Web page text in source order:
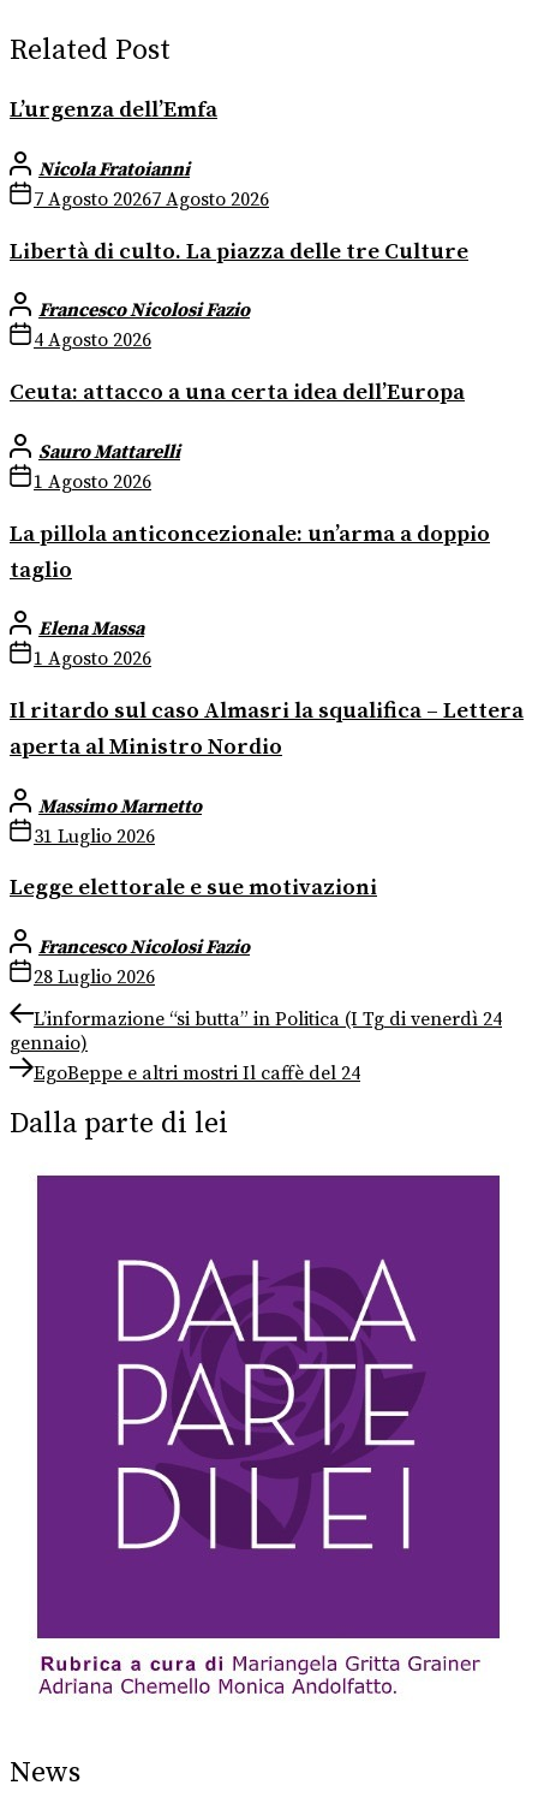
Related Post
L’urgenza dell’Emfa
Nicola Fratoianni
7 Agosto 20267 Agosto 2026
Libertà di culto. La piazza delle tre Culture
Francesco Nicolosi Fazio
4 Agosto 2026
Ceuta: attacco a una certa idea dell’Europa
Sauro Mattarelli
1 Agosto 2026
La pillola anticoncezionale: un’arma a doppio
taglio
Elena Massa
1 Agosto 2026
Il ritardo sul caso Almasri la squalifica – Lettera
aperta al Ministro Nordio
Massimo Marnetto
31 Luglio 2026
Legge elettorale e sue motivazioni
Francesco Nicolosi Fazio
28 Luglio 2026
Navigazione
articoli
Previous
post:
L’informazione “si butta” in Politica (I Tg di venerdì 24
gennaio)
Next
post:
EgoBeppe e altri mostri Il caffè del 24
Dalla parte di lei
News